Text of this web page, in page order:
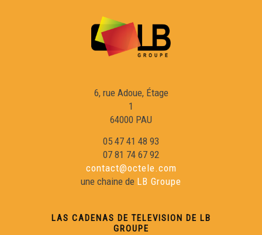
6, rue Adoue, Étage
1
64000 PAU
05 47 41 48 93
07 81 74 67 92
contact@octele.com
une chaine de LB Groupe
LAS CADENAS DE TELEVISION DE LB
GROUPE